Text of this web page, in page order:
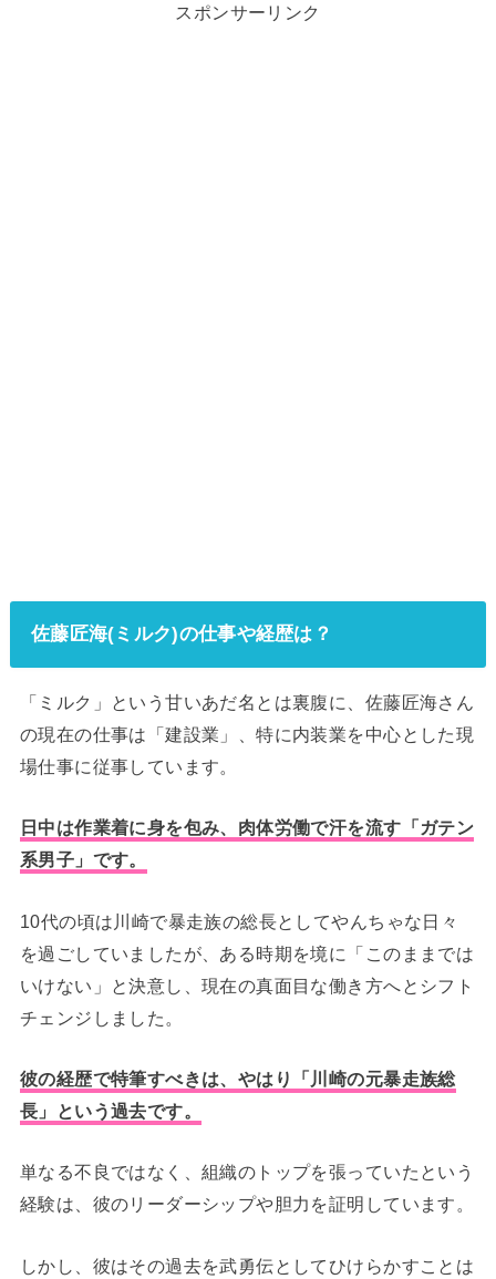
スポンサーリンク
佐藤匠海(ミルク)の仕事や経歴は？
「ミルク」という甘いあだ名とは裏腹に、佐藤匠海さん
の現在の仕事は「建設業」、特に内装業を中心とした現
場仕事に従事しています。
日中は作業着に身を包み、肉体労働で汗を流す「ガテン
系男子」です。
10代の頃は川崎で暴走族の総長としてやんちゃな日々
を過ごしていましたが、ある時期を境に「このままでは
いけない」と決意し、現在の真面目な働き方へとシフト
チェンジしました。
彼の経歴で特筆すべきは、やはり「川崎の元暴走族総
長」という過去です。
単なる不良ではなく、組織のトップを張っていたという
経験は、彼のリーダーシップや胆力を証明しています。
しかし、彼はその過去を武勇伝としてひけらかすことは